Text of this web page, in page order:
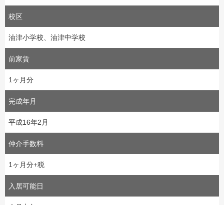
校区
油津小学校、油津中学校
前家賃
1ヶ月分
完成年月
平成16年2月
仲介手数料
1ヶ月分+税
入居可能日